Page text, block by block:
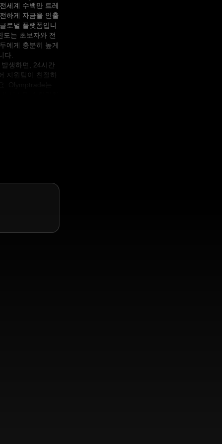
세계 수백만 트레
하게 자금을 인출
로벌 플랫폼입니
도는 초보자와 전
에게 충분히 높게
다.
생하면, 24시간
지원팀이 친절하